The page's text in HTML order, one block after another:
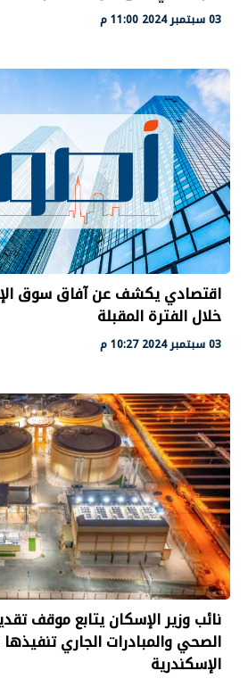
03 سبتمبر 2024 11:00 م
اقتصادي يكشف عن آفاق سوق
خلال الفترة المقبلة
03 سبتمبر 2024 10:27 م
نائب وزير الإسكان يتابع موقف
الصحي والمبادرات الجاري
الإسكندرية